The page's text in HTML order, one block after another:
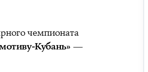
чемпионата
Кубань» —